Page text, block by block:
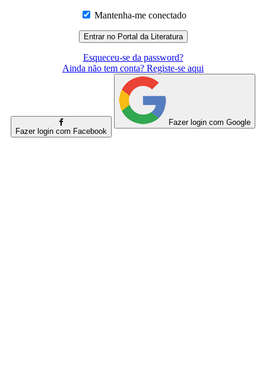
Mantenha-me conectado
Esqueceu-se da password?
Ainda não tem conta? Registe-se aqui
Fazer login com Facebook
Fazer login com Google